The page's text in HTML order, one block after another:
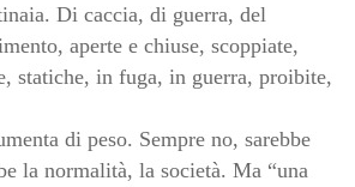
Di caccia, di guerra, del
aperte e chiuse, scoppiate,
statiche, in fuga, in guerra, proibite,
di peso. Sempre no, sarebbe
la normalità, la società. Ma “una